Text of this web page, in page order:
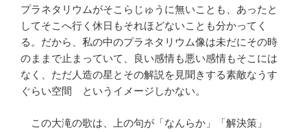
プラネタリウムがそこらじゅうに無いことも、あったと
してそこへ行く休日もそれほどないことも分かってく
る。だから、私の中のプラネタリウム像は未だにその時
のままで止まっていて、良い感情も悪い感情もそこには
なく、ただ人造の星とその解説を見聞きする素敵なうす
ぐらい空間 というイメージしかない。
この大滝の歌は、上の句が「なんらか」「解決策」